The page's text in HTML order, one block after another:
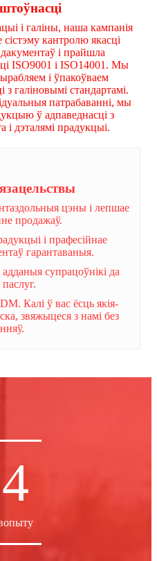
і галіны, наша кампанія
сістэму кантролю якасці
і прайшла
ISO9001 і ISO14001. Мы
і ўпакоўваем
галіновымі стандартамі.
патрабаванні, мы
ў адпаведнасці з
і дэталямі прадукцыі.
цэны і лепшае
продажаў.
і прафесійнае
гарантаваныя.
супрацоўнікі да
Калі ў вас ёсць якія-
звяжыцеся з намі без